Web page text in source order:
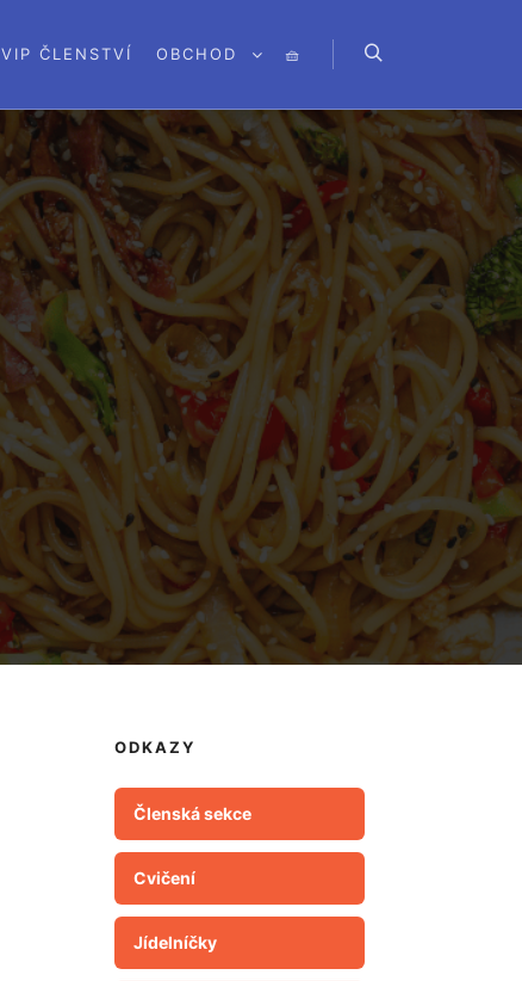
VIP ČLENSTVÍ OBCHOD 🧺
ODKAZY
Členská sekce
Cvičení
Jídelníčky